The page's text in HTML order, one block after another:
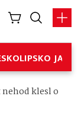
nehod klesl o